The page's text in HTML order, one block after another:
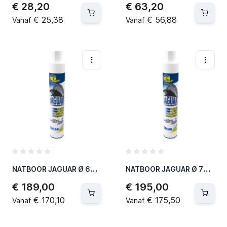
€ 28,20
Vanaf € 25,38
€ 63,20
Vanaf € 56,88
N
ATBOOR JAGUAR Ø 67 MM / L = 400 MM - 1 1/4"UNC (2 PER OVERDOOS)
€ 189,00
Vanaf € 170,10
N
ATBOOR JAGUAR Ø 72 MM / L = 400 MM - 1 1/4"UNC (2 PER OVERDOOS)
€ 195,00
Vanaf € 175,50